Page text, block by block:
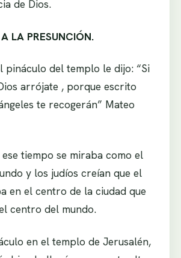
de Dios.
LA PRESUNCIÓN.
pináculo del templo le dijo: “Si
arrójate , porque escrito
te recogerán” Mateo
tiempo se miraba como el
y los judíos creían que el
en el centro de la ciudad que
centro del mundo.
en el templo de Jerusalén,